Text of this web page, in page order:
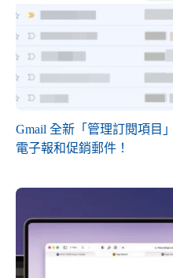
Gmail 全新「管理訂閱項目
電子報和促銷郵件！